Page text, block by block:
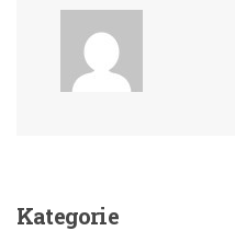
Kategorie